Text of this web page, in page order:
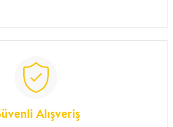
Alışveriş